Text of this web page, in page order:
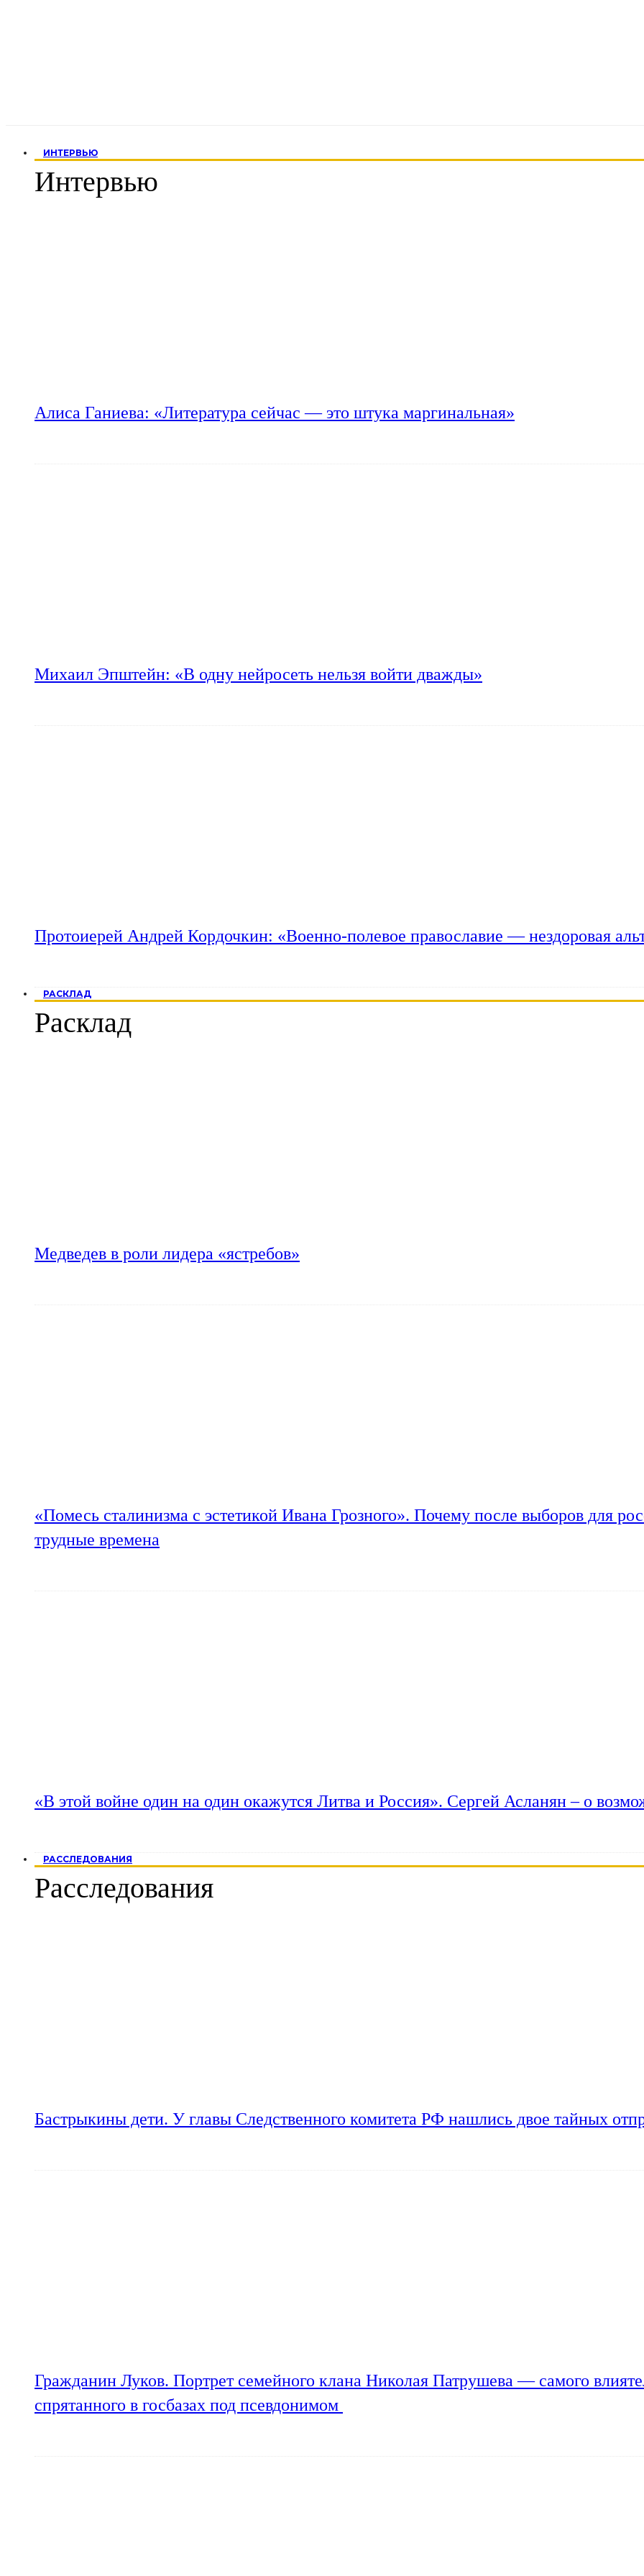
ИНТЕРВЬЮ
Интервью
Алиса Ганиева: «Литература сейчас — это штука маргинальная»
Михаил Эпштейн: «В одну нейросеть нельзя войти дважды»
Протоиерей Андрей Кордочкин: «Военно-полевое православие — нездоровая
РАСКЛАД
Расклад
Медведев в роли лидера «ястребов»
«Помесь сталинизма с эстетикой Ивана Грозного». Почему после выборов для
трудные времена
«В этой войне один на один окажутся Литва и Россия». Сергей Асланян – о
РАССЛЕДОВАНИЯ
Расследования
Бастрыкины дети. У главы Следственного комитета РФ нашлись двое тайных
Гражданин Луков. Портрет семейного клана Николая Патрушева — самого
спрятанного в госбазах под псевдонимом